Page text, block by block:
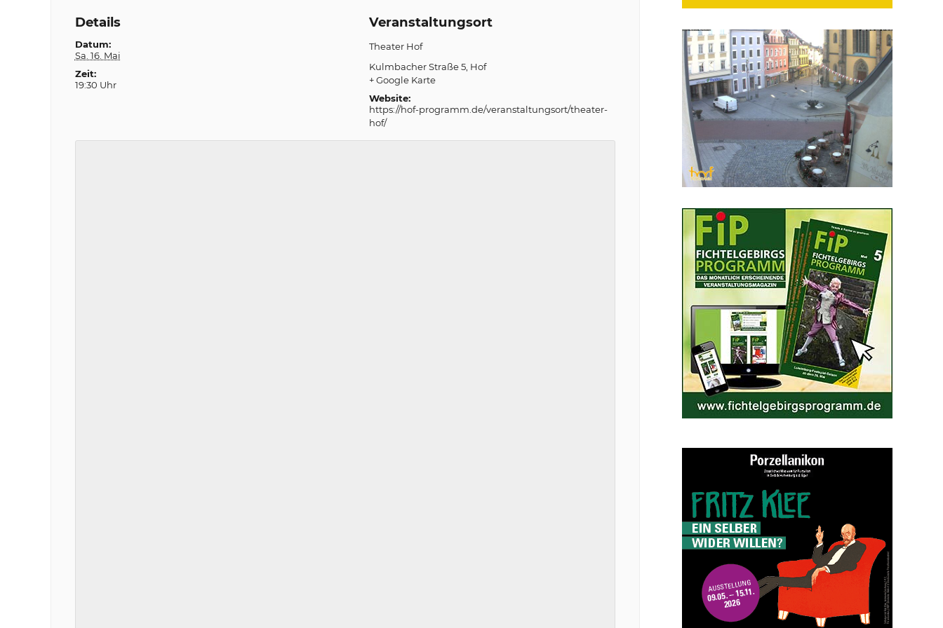
Details
Datum:
Sa. 16. Mai
Zeit:
19:30 Uhr
Veranstaltungsort
Theater Hof
Kulmbacher Straße 5 Hof
+ Google Karte
Website:
https://hof-programm.de/veranstaltungsort/theater-
hof/